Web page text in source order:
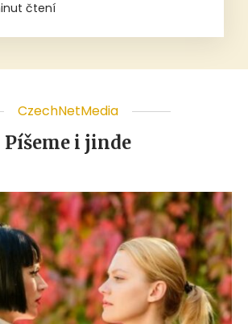
čtení
CzechNetMedia
Píšeme i jinde